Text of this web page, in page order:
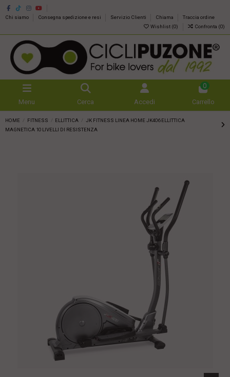
Chi siamo Consegna spedizione e resi Servizio Clienti Chiama
Traccia ordine
Wishlist (0) Confronta (0)
Menu Cerca Accedi
0
Carrello
HOME FITNESS ELLITTICA
JK FITNESS LINEA HOME JK406 ELLITTICA
MAGNETICA 10 LIVELLI DI RESISTENZA